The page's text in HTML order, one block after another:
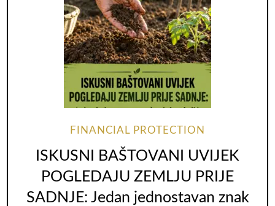
FINANCIAL PROTECTION
ISKUSNI BAŠTOVANI UVIJEK
POGLEDAJU ZEMLJU PRIJE
SADNJE: Jedan jednostavan znak